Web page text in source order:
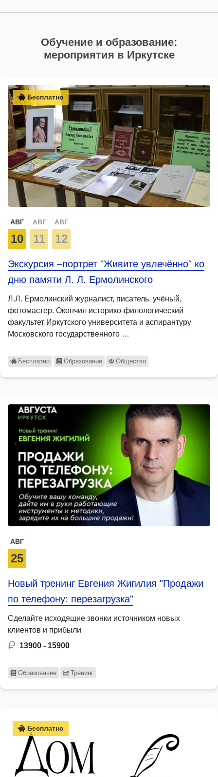
Обучение и образование:
мероприятия в Иркутске
Бесплатно
АВГ
10
АВГ
11
АВГ
12
Экскурсия –портрет "Живите увлечённо" ко
дню памяти Л. Л. Ермолинского
Л.Л. Ермолинский журналист, писатель, учёный,
фотомастер. Окончил историко-филологический
факультет Иркутского университета и аспирантуру
Московского государственного …
Бесплатно Образование Общество
АВГ
25
Новый тренинг Евгения Жигилия "Продажи
по телефону: перезагрузка"
Сделайте исходящие звонки источником новых
клиентов и прибыли
13900 - 15900
Образование Тренинг
Бесплатно